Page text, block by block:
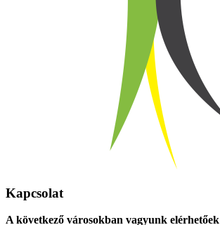
Kapcsolat
A következő városokban vagyunk elérhetőek